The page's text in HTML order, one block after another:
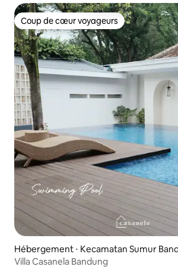
Coup de cœur voyageurs
Coup de cœur voyageurs
Hébergement ⋅ Kecamatan Sumur
Villa Casanela Bandung